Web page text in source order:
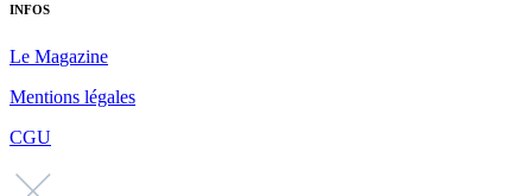
INFOS
Le Magazine
Mentions légales
CGU